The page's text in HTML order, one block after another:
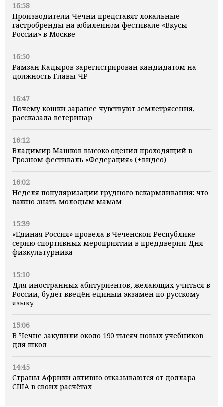
16:58
Производители Чечни представят локальные
гастробренды на юбилейном фестивале «Вкусы
России» в Москве
16:50
Рамзан Кадыров зарегистрирован кандидатом на
должность Главы ЧР
16:47
Почему кошки заранее чувствуют землетрясения,
рассказала ветеринар
16:12
Владимир Машков высоко оценил проходящий в
Грозном фестиваль «Федерация» (+видео)
16:02
Неделя популяризации грудного вскармливания: что
важно знать молодым мамам
15:39
«Единая Россия» провела в Чеченской Республике
серию спортивных мероприятий в преддверии Дня
физкультурника
15:10
Для иностранных абитуриентов, желающих учиться в
России, будет введён единый экзамен по русскому
языку
15:06
В Чечне закупили около 190 тысяч новых учебников
для школ
14:45
Страны Африки активно отказываются от доллара
США в своих расчётах